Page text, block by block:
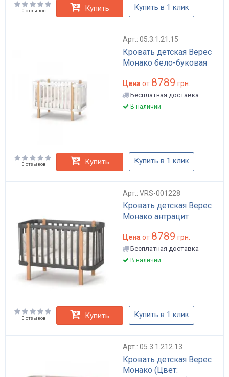
0 отзывов Купить Купить в 1 клик
Арт.: 05.3.1.21.15
Кровать детская Верес
Монако бело-буковая
Цена от 8789 грн.
Бесплатная доставка
В наличии
0 отзывов Купить Купить в 1 клик
Арт.: VRS-001228
Кровать детская Верес
Монако антрацит
Цена от 8789 грн.
Бесплатная доставка
В наличии
0 отзывов Купить Купить в 1 клик
Арт.: 05.3.1.212.13
Кровать детская Верес
Монако (Цвет: